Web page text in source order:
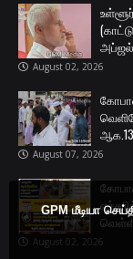
August 02, 2026
ஆக.13
August 07, 2026
August 02, 2026
GPM மீடியா